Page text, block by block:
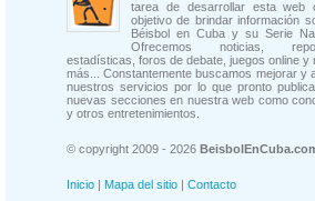
tarea de desarrollar esta web
objetivo de brindar información
Béisbol en Cuba y su Serie
Ofrecemos noticias,
estadísticas, foros de debate, juegos online y
más... Constantemente buscamos mejorar y
nuestros servicios por lo que pronto
nuevas secciones en nuestra web como
y otros entretenimientos.
© copyright 2009 - 2026
Inicio | Mapa del sitio | Contacto